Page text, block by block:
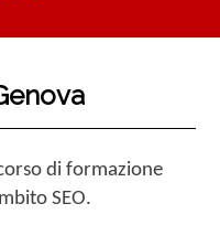
di formazione
SEO.